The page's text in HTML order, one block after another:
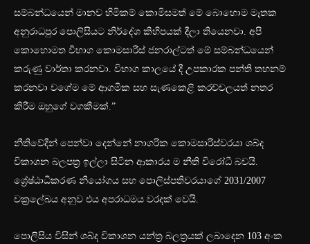
සම්බන්ධයෙන් මානව හිමිකම් කොමිසමත් මේ බොහොම මෑතක
අනුරාධපුර පොලිසියට නිර්දේශ කිහිපයක් දීලා තියෙනවා. අපි
කොහොමත විභාග කොමසාරිස් ජනරාල්ටත් මේ සම්බන්ධයෙන්
කරුණු වාර්තා කරනවා. විභාග කාලයේ දී උපකාරක පන්ති තහනම්
කරනවා වගේම මේ ආගමික සහ සැණකෙළි කරච්චලයත් නතර
කිරීම ඔහුගේ වගකීමක්.”
නීතිවේදීන් පෙන්වා දෙන්නේ නාගරික කොමසාරිස්වරයා ශබ්ද
විකාශන බලපත්‍ර ඉල්ලා සිටින ආකාරය ම නීති විරෝධී බවයි.
ශ්‍රේෂ්ඨාධිකරණ නියෝගය සහ පොලිස්පතිවරයාගේ 2031/2007
චක්‍රලේඛය අනුව එය අපරාධමය වරදක් වෙයි.
පොලිසිය විසින් ශබ්ද විකාශන යන්ත්‍ර බලත්‍රයක් ලබාදෙන 103 අංක